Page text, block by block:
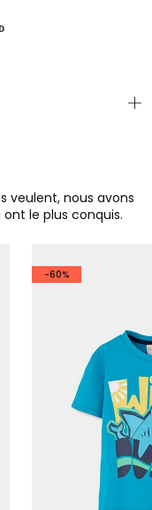
une option
veulent, nous avons
le plus conquis.
-60%